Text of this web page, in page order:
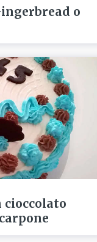
o
cioccolato